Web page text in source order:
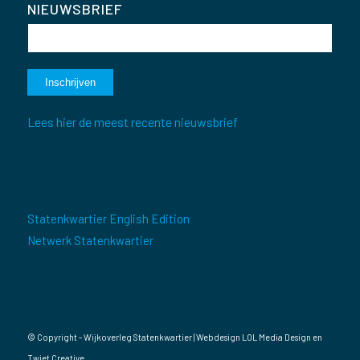
NIEUWSBRIEF
Lees hier de meest recente nieuwsbrief
Statenkwartier English Edition
Netwerk Statenkwartier
© Copyright - Wijkoverleg Statenkwartier | Webdesign LOL Media Design en